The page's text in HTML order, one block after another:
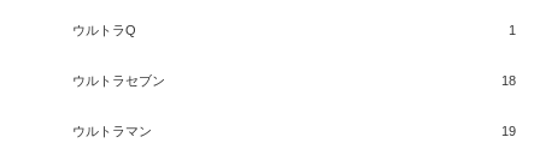
ウルトラQ 1
ウルトラセブン 18
ウルトラマン 19